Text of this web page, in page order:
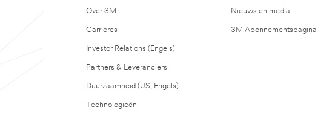
Over 3M
Carrières
Investor Relations (Engels)
Partners & Leveranciers
Duurzaamheid (US, Engels)
Technologieën
Nieuws en media
3M Abonnementspagina